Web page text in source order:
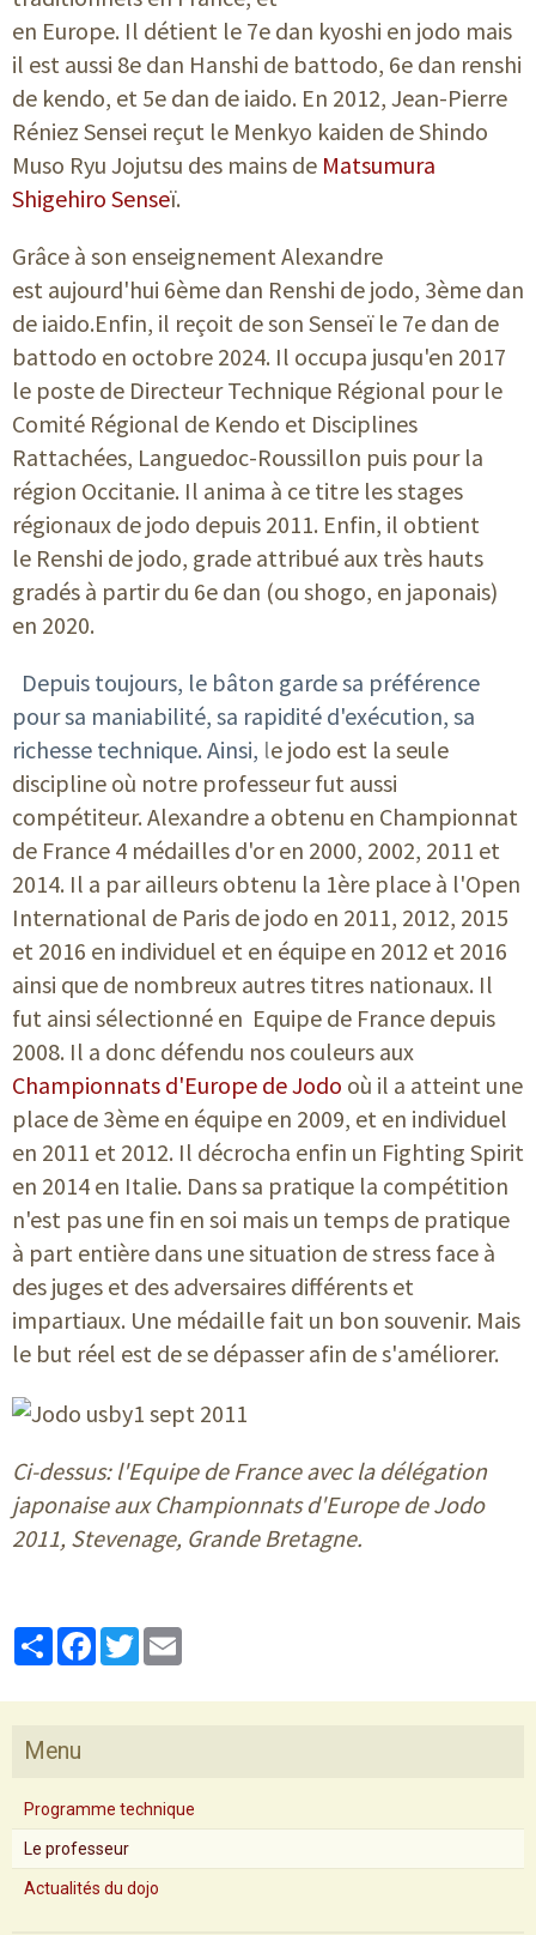
en Europe. Il détient le 7e dan kyoshi en jodo mais
il est aussi 8e dan Hanshi de battodo, 6e dan renshi
de kendo, et 5e dan de iaido. En 2012, Jean-Pierre
Réniez Sensei reçut le Menkyo kaiden de Shindo
Muso Ryu Jojutsu des mains de Matsumura
Shigehiro Senseï.
Grâce à son enseignement Alexandre
est aujourd'hui 6ème dan Renshi de jodo, 3ème dan
de iaido.Enfin, il reçoit de son Senseï le 7e dan de
battodo en octobre 2024. Il occupa jusqu'en 2017
le poste de Directeur Technique Régional pour le
Comité Régional de Kendo et Disciplines
Rattachées, Languedoc-Roussillon puis pour la
région Occitanie. Il anima à ce titre les stages
régionaux de jodo depuis 2011. Enfin, il obtient
le Renshi de jodo, grade attribué aux très hauts
gradés à partir du 6e dan (ou shogo, en japonais)
en 2020.
Depuis toujours, le bâton garde sa préférence
pour sa maniabilité, sa rapidité d'exécution, sa
richesse technique. Ainsi, le jodo est la seule
discipline où notre professeur fut aussi
compétiteur. Alexandre a obtenu en Championnat
de France 4 médailles d'or en 2000, 2002, 2011 et
2014. Il a par ailleurs obtenu la 1ère place à l'Open
International de Paris de jodo en 2011, 2012, 2015
et 2016 en individuel et en équipe en 2012 et 2016
ainsi que de nombreux autres titres nationaux. Il
fut ainsi sélectionné en Equipe de France depuis
2008. Il a donc défendu nos couleurs aux
Championnats d'Europe de Jodo où il a atteint une
place de 3ème en équipe en 2009, et en individuel
en 2011 et 2012. Il décrocha enfin un Fighting Spirit
en 2014 en Italie. Dans sa pratique la compétition
n'est pas une fin en soi mais un temps de pratique
à part entière dans une situation de stress face à
des juges et des adversaires différents et
impartiaux. Une médaille fait un bon souvenir. Mais
le but réel est de se dépasser afin de s'améliorer.
Ci-dessus: l'Equipe de France avec la délégation
japonaise aux Championnats d'Europe de Jodo
2011, Stevenage, Grande Bretagne.
PartagerFacebook
Twitter
Menu
Programme technique
Le professeur
Actualités du dojo